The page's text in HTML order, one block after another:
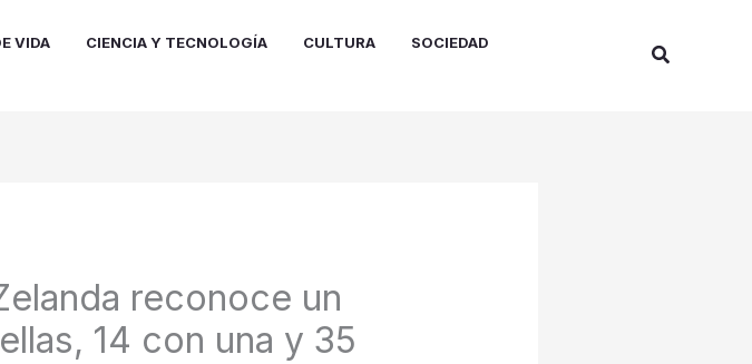
VIDA CIENCIA Y TECNOLOGÍA CULTURA
SOCIEDAD
Buscar
reconoce un
14 con una y 35